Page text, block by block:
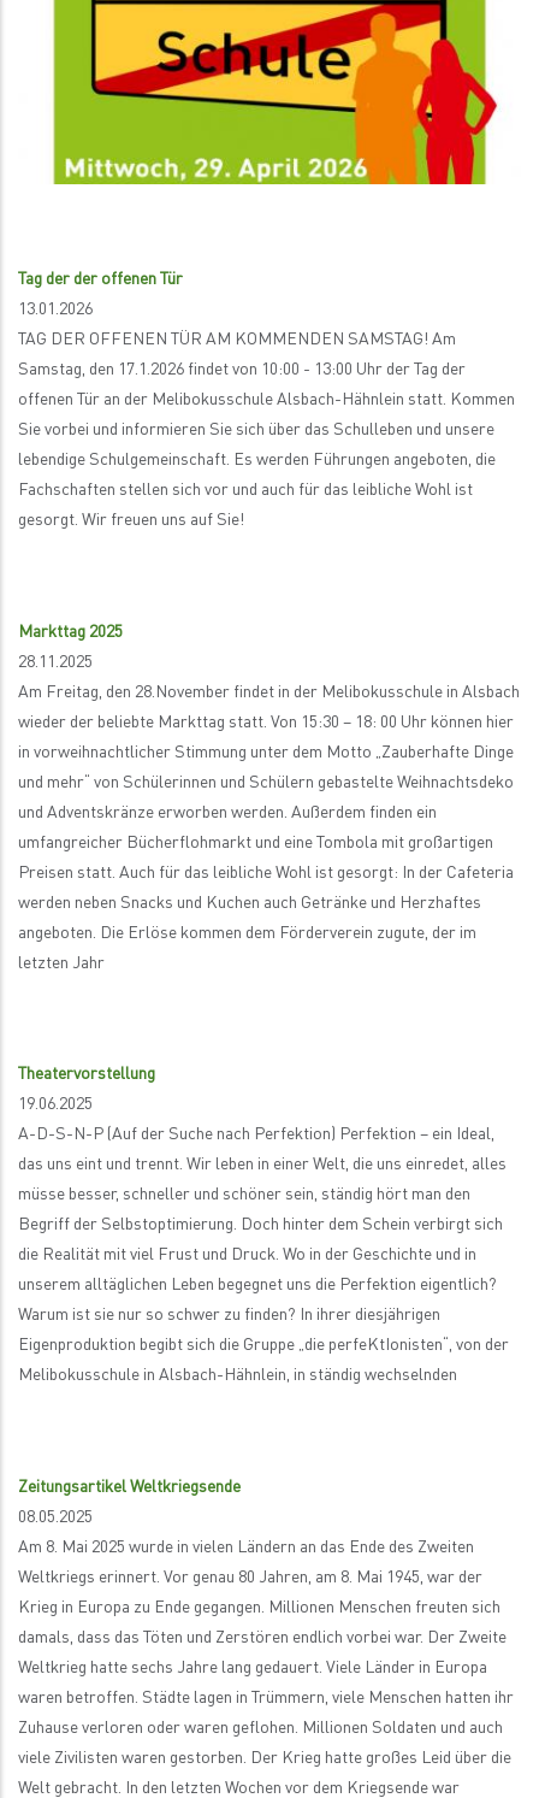
Tag der der offenen Tür
13.01.2026
TAG DER OFFENEN TÜR AM KOMMENDEN SAMSTAG! Am
Samstag, den 17.1.2026 findet von 10:00 - 13:00 Uhr der Tag der
offenen Tür an der Melibokusschule Alsbach-Hähnlein statt. Kommen
Sie vorbei und informieren Sie sich über das Schulleben und unsere
lebendige Schulgemeinschaft. Es werden Führungen angeboten, die
Fachschaften stellen sich vor und auch für das leibliche Wohl ist
gesorgt. Wir freuen uns auf Sie!
Markttag 2025
28.11.2025
Am Freitag, den 28.November findet in der Melibokusschule in Alsbach
wieder der beliebte Markttag statt. Von 15:30 – 18: 00 Uhr können hier
in vorweihnachtlicher Stimmung unter dem Motto „Zauberhafte Dinge
und mehr“ von Schülerinnen und Schülern gebastelte Weihnachtsdeko
und Adventskränze erworben werden. Außerdem finden ein
umfangreicher Bücherflohmarkt und eine Tombola mit großartigen
Preisen statt. Auch für das leibliche Wohl ist gesorgt: In der Cafeteria
werden neben Snacks und Kuchen auch Getränke und Herzhaftes
angeboten. Die Erlöse kommen dem Förderverein zugute, der im
letzten Jahr
Theatervorstellung
19.06.2025
A-D-S-N-P (Auf der Suche nach Perfektion) Perfektion – ein Ideal,
das uns eint und trennt. Wir leben in einer Welt, die uns einredet, alles
müsse besser, schneller und schöner sein, ständig hört man den
Begriff der Selbstoptimierung. Doch hinter dem Schein verbirgt sich
die Realität mit viel Frust und Druck. Wo in der Geschichte und in
unserem alltäglichen Leben begegnet uns die Perfektion eigentlich?
Warum ist sie nur so schwer zu finden? In ihrer diesjährigen
Eigenproduktion begibt sich die Gruppe „die perfeKtIonisten“, von der
Melibokusschule in Alsbach-Hähnlein, in ständig wechselnden
Zeitungsartikel Weltkriegsende
08.05.2025
Am 8. Mai 2025 wurde in vielen Ländern an das Ende des Zweiten
Weltkriegs erinnert. Vor genau 80 Jahren, am 8. Mai 1945, war der
Krieg in Europa zu Ende gegangen. Millionen Menschen freuten sich
damals, dass das Töten und Zerstören endlich vorbei war. Der Zweite
Weltkrieg hatte sechs Jahre lang gedauert. Viele Länder in Europa
waren betroffen. Städte lagen in Trümmern, viele Menschen hatten ihr
Zuhause verloren oder waren geflohen. Millionen Soldaten und auch
viele Zivilisten waren gestorben. Der Krieg hatte großes Leid über die
Welt gebracht. In den letzten Wochen vor dem Kriegsende war